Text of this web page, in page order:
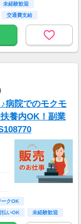
未経験歓迎
交通費支給
病院でのモクモ
養内OK！副業
クOK
払いOK 未経験歓迎